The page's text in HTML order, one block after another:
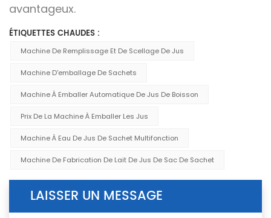
avantageux.
ÉTIQUETTES CHAUDES :
Machine De Remplissage Et De Scellage De Jus
Machine D'emballage De Sachets
Machine À Emballer Automatique De Jus De Boisson
Prix De La Machine À Emballer Les Jus
Machine À Eau De Jus De Sachet Multifonction
Machine De Fabrication De Lait De Jus De Sac De Sachet
LAISSER UN MESSAGE